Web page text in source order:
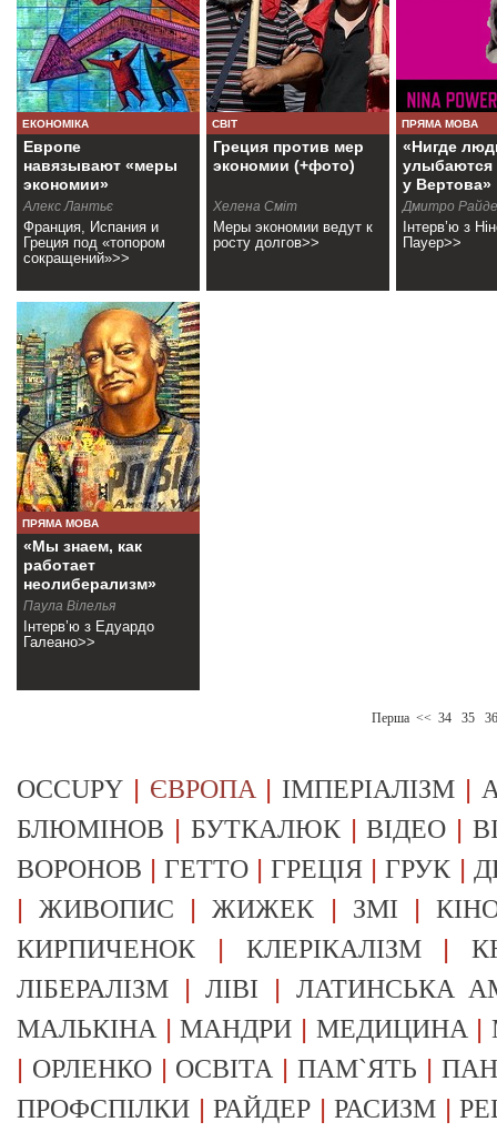
ЕКОНОМІКА
Европе
навязывают «меры
экономии»
Алекс Лантьє
Франция, Испания и
Греция под «топором
сокращений»>>
СВІТ
Греция против мер
экономии (+фото)
Хелена Сміт
Меры экономии ведут к
росту долгов>>
ПРЯМА МОВА
«Нигде
улыбаются
у Вертова»
Дмитро
Інтерв’ю з
Пауер>>
ПРЯМА МОВА
«Мы знаем, как
работает
неолиберализм»
Паула Вілелья
Інтерв’ю з Едуардо
Галеано>>
Перша << 34 35 36
OCCUPY | ЄВРОПА | ІМПЕРІАЛІЗМ |
БЛЮМІНОВ | БУТКАЛЮК|ВІДЕО |
ВОРОНОВ |ГЕТТО |ГРЕЦІЯ |ГРУК |
|ЖИВОПИС |ЖИЖЕК | ЗМІ |
КИРПИЧЕНОК | КЛЕРІКАЛІЗМ|
ЛІБЕРАЛІЗМ |ЛІВІ | ЛАТИНСЬКА
МАЛЬКІНА |МАНДРИ | МЕДИЦИНА |
| ОРЛЕНКО| ОСВІТА |ПАМ`ЯТЬ |
ПРОФСПІЛКИ |РАЙДЕР |РАСИЗМ |